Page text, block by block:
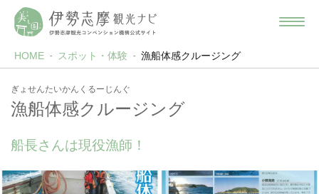
HOME スポット・体験 漁船体感クルージング
ぎょせんたいかんくるーじんぐ
漁船体感クルージング
船長さんは現役漁師！